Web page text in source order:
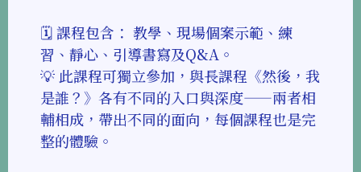
🗓 課程包含： 教學、現場個案示範、練
習、靜心、引導書寫及Q&A。
💡 此課程可獨立參加，與長課程《然後，我
是誰？》各有不同的入口與深度——兩者相
輔相成，帶出不同的面向，每個課程也是完
整的體驗。